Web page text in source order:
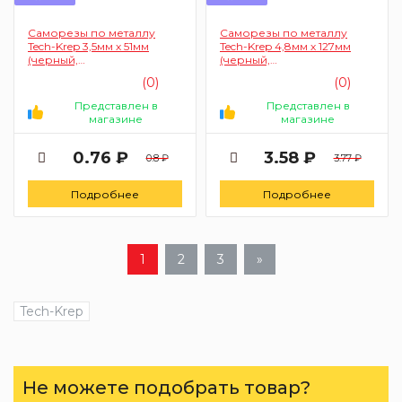
Саморезы по металлу
Tech-Krep 3,5мм х 51мм
(черный,
(0)
Представлен в
магазине
0.76 ₽ 0.8 ₽
Подробнее
Саморезы по металлу
Tech-Krep 4,8мм х 127мм
(черный,
(0)
Представлен в
магазине
3.58 ₽ 3.77 ₽
Подробнее
1 2 3 »
Tech-Krep
Не можете подобрать товар?